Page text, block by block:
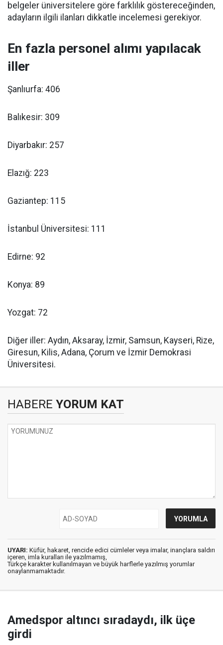
belgeler üniversitelere göre farklılık göstereceğinden,
adayların ilgili ilanları dikkatle incelemesi gerekiyor.
En fazla personel alımı yapılacak
iller
Şanlıurfa: 406
Balıkesir: 309
Diyarbakır: 257
Elazığ: 223
Gaziantep: 115
İstanbul Üniversitesi: 111
Edirne: 92
Konya: 89
Yozgat: 72
Diğer iller: Aydın, Aksaray, İzmir, Samsun, Kayseri, Rize,
Giresun, Kilis, Adana, Çorum ve İzmir Demokrasi
Üniversitesi.
HABERE YORUM KAT
UYARI: Küfür, hakaret, rencide edici cümleler veya imalar, inançlara saldırı
içeren, imla kuralları ile yazılmamış,
Türkçe karakter kullanılmayan ve büyük harflerle yazılmış yorumlar
onaylanmamaktadır.
Amedspor altıncı sıradaydı, ilk üçe
girdi